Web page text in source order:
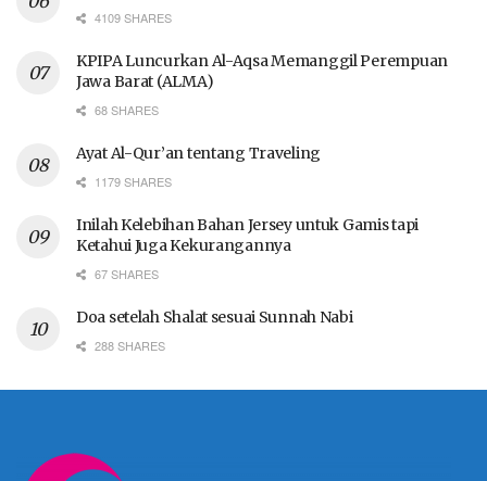
4109 SHARES
KPIPA Luncurkan Al-Aqsa Memanggil Perempuan
Jawa Barat (ALMA)
68 SHARES
Ayat Al-Qur’an tentang Traveling
1179 SHARES
Inilah Kelebihan Bahan Jersey untuk Gamis tapi
Ketahui Juga Kekurangannya
67 SHARES
Doa setelah Shalat sesuai Sunnah Nabi
288 SHARES